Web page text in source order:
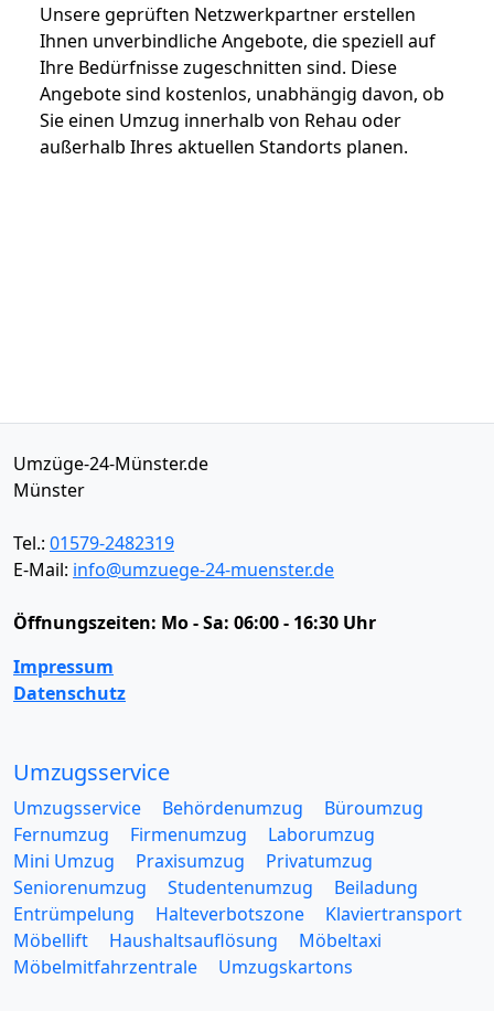
Unsere geprüften Netzwerkpartner erstellen
Ihnen unverbindliche Angebote, die speziell auf
Ihre Bedürfnisse zugeschnitten sind. Diese
Angebote sind kostenlos, unabhängig davon, ob
Sie einen Umzug innerhalb von Rehau oder
außerhalb Ihres aktuellen Standorts planen.
Umzüge-24-Münster.de
Münster
Tel.: 01579-2482319
E-Mail: info@umzuege-24-muenster.de
Öffnungszeiten: Mo - Sa: 06:00 - 16:30 Uhr
Impressum
Datenschutz
Umzugsservice
Umzugsservice Behördenumzug
Büroumzug
Fernumzug
Firmenumzug
Laborumzug
Mini Umzug
Praxisumzug
Privatumzug
Seniorenumzug
Studentenumzug
Beiladung
Entrümpelung
Halteverbotszone
Klaviertransport
Möbellift
Haushaltsauflösung
Möbeltaxi
Möbelmitfahrzentrale
Umzugskartons